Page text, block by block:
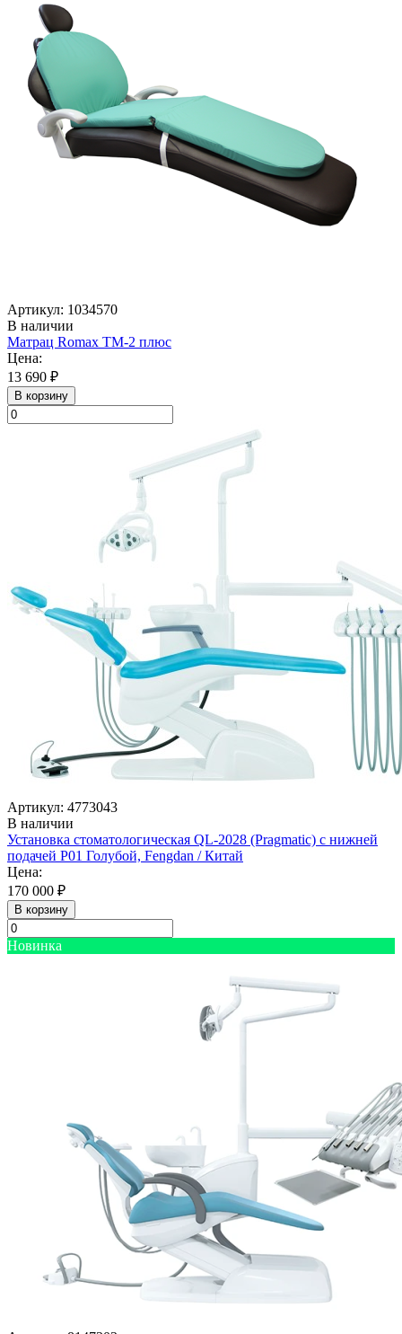
Артикул: 1034570
В наличии
Матрац Romax TM-2 плюс
Цена:
13 690 ₽
В корзину
Артикул: 4773043
В наличии
Установка стоматологическая QL-2028 (Pragmatic) с нижней
подачей Р01 Голубой, Fengdan / Китай
Цена:
170 000 ₽
В корзину
Новинка